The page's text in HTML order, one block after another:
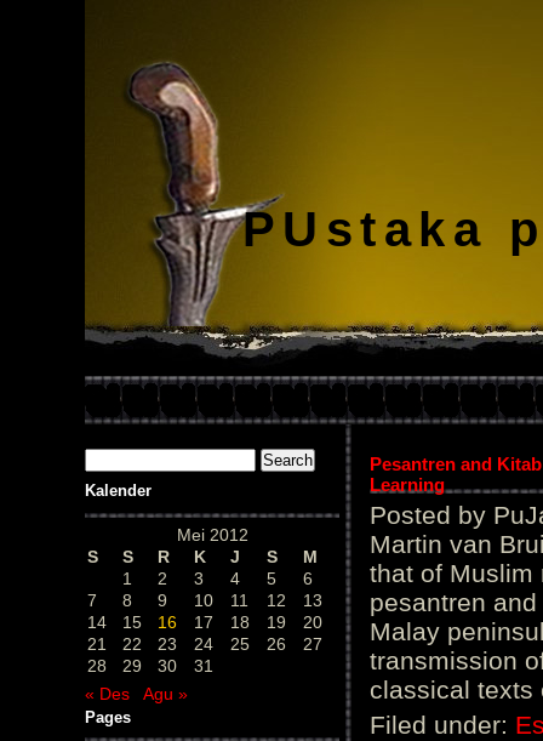
PUstaka
Kalender
Mei 2012
S
S R K J S
M
1
2 3 4 5
6
7
8 9 10 11 12
13
14
15 16 17 18 19
20
21
22 23 24 25 26
27
28
29 30
31
« Des
Agu »
Pages
Pesantren and
Learning
Posted by
Martin van
that of Muslim
pesantren
Malay
transmission
classical
Filed under: